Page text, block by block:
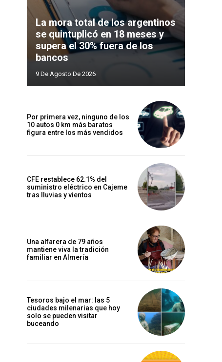
La mora total de los argentinos
se quintuplicó en 18 meses y
supera el 30% fuera de los
bancos
9 De Agosto De 2026
Por primera vez, ninguno de los
10 autos 0 km más baratos
figura entre los más vendidos
CFE restablece 62.1% del
suministro eléctrico en Cajeme
tras lluvias y vientos
Una alfarera de 79 años
mantiene viva la tradición
familiar en Almería
Tesoros bajo el mar: las 5
ciudades milenarias que hoy
solo se pueden visitar
buceando